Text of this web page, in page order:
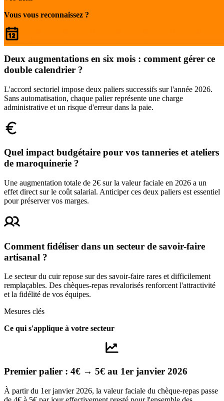
Vous vous reconnaissez ?
Deux augmentations en six mois : comment gérer ce
double calendrier ?
L'accord sectoriel impose deux paliers successifs sur l'année 2026.
Sans automatisation, chaque palier représente une charge
administrative et un risque d'erreur dans la paie.
Quel impact budgétaire pour vos tanneries et ateliers
de maroquinerie ?
Une augmentation totale de 2€ sur la valeur faciale en 2026 a un
effet direct sur le coût salarial. Anticiper ces deux paliers est essentiel
pour préserver vos marges.
Comment fidéliser dans un secteur de savoir-faire
artisanal ?
Le secteur du cuir repose sur des savoir-faire rares et difficilement
remplaçables. Des chèques-repas revalorisés renforcent l'attractivité
et la fidélité de vos équipes.
Mesures clés
Ce qui s'applique à votre secteur
Premier palier : 4€ → 5€ au 1er janvier 2026
À partir du 1er janvier 2026, la valeur faciale du chèque-repas passe